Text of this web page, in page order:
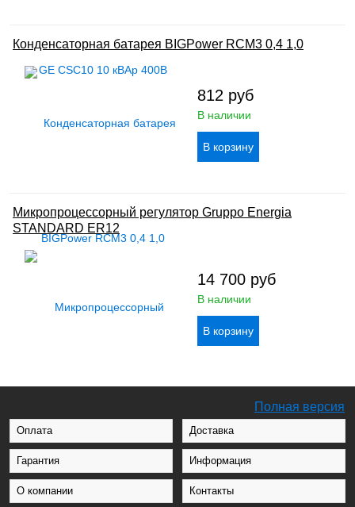
Конденсаторная батарея BIGPower RCM3 0,4 1,0
812 руб
В наличии
Микропроцессорный регулятор Gruppo Energia
STANDARD ER12
14 700 руб
В наличии
Полная версия
Оплата Доставка
Гарантия Информация
О компании Контакты